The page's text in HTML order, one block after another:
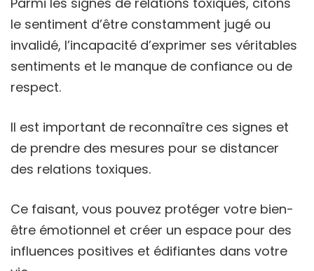
le sentiment d’être constamment jugé ou
invalidé, l’incapacité d’exprimer ses véritables
sentiments et le manque de confiance ou de
respect.
Il est important de reconnaître ces signes et
de prendre des mesures pour se distancer
des relations toxiques.
Ce faisant, vous pouvez protéger votre bien-
être émotionnel et créer un espace pour des
influences positives et édifiantes dans votre